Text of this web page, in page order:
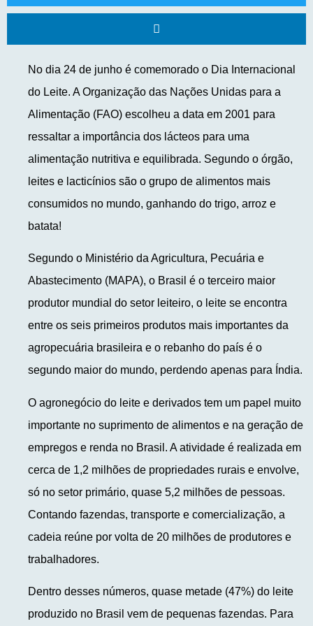
No dia 24 de junho é comemorado o Dia Internacional
do Leite. A Organização das Nações Unidas para a
Alimentação (FAO) escolheu a data em 2001 para
ressaltar a importância dos lácteos para uma
alimentação nutritiva e equilibrada. Segundo o órgão,
leites e lacticínios são o grupo de alimentos mais
consumidos no mundo, ganhando do trigo, arroz e
batata!
Segundo o Ministério da Agricultura, Pecuária e
Abastecimento (MAPA), o Brasil é o terceiro maior
produtor mundial do setor leiteiro, o leite se encontra
entre os seis primeiros produtos mais importantes da
agropecuária brasileira e o rebanho do país é o
segundo maior do mundo, perdendo apenas para Índia.
O agronegócio do leite e derivados tem um papel muito
importante no suprimento de alimentos e na geração de
empregos e renda no Brasil. A atividade é realizada em
cerca de 1,2 milhões de propriedades rurais e envolve,
só no setor primário, quase 5,2 milhões de pessoas.
Contando fazendas, transporte e comercialização, a
cadeia reúne por volta de 20 milhões de produtores e
trabalhadores.
Dentro desses números, quase metade (47%) do leite
produzido no Brasil vem de pequenas fazendas. Para